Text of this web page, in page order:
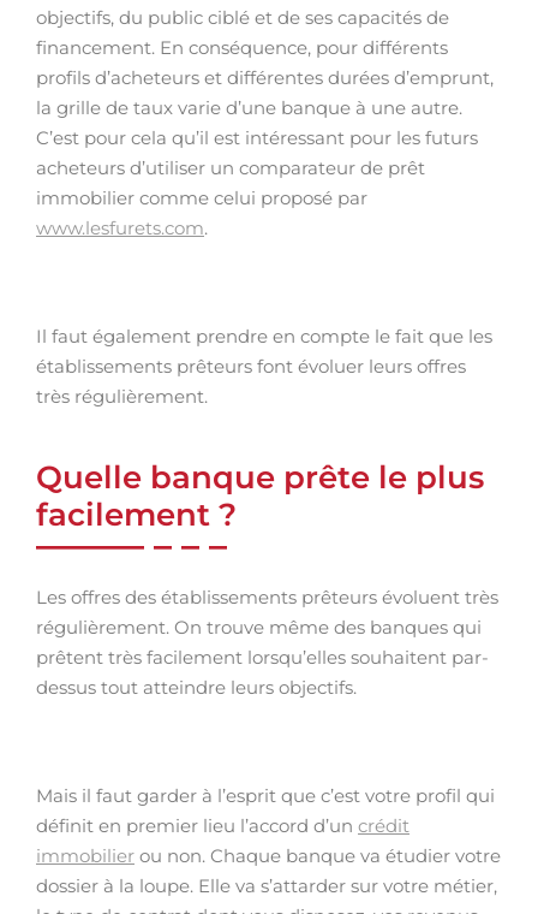
objectifs, du public ciblé et de ses capacités de
financement. En conséquence, pour différents
profils d’acheteurs et différentes durées d’emprunt,
la grille de taux varie d’une banque à une autre.
C’est pour cela qu’il est intéressant pour les futurs
acheteurs d’utiliser un comparateur de prêt
immobilier comme celui proposé par
www.lesfurets.com.
Il faut également prendre en compte le fait que les
établissements prêteurs font évoluer leurs offres
très régulièrement.
Quelle banque prête le plus
facilement ?
Les offres des établissements prêteurs évoluent très
régulièrement. On trouve même des banques qui
prêtent très facilement lorsqu’elles souhaitent par-
dessus tout atteindre leurs objectifs.
Mais il faut garder à l’esprit que c’est votre profil qui
définit en premier lieu l’accord d’un crédit
immobilier ou non. Chaque banque va étudier votre
dossier à la loupe. Elle va s’attarder sur votre métier,